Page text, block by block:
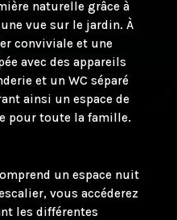
naturelle grâce à
vue sur le jardin. À
conviviale et une
avec des appareils
et un WC séparé
ainsi un espace de
pour toute la famille.
un espace nuit
vous accéderez
les différentes